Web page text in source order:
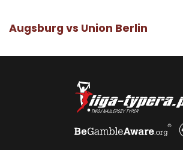
Augsburg vs Union Berlin